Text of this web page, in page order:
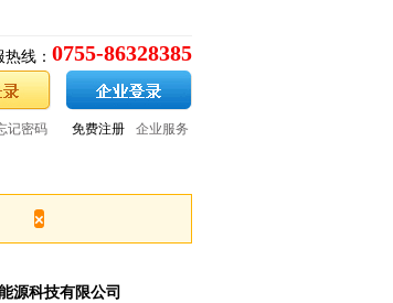
0755-86328385
线：
记密码 免费注册 企业服务
×
源科技有限公司